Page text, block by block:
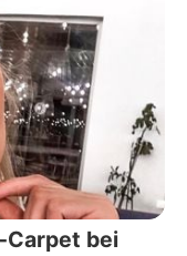
Carpet bei